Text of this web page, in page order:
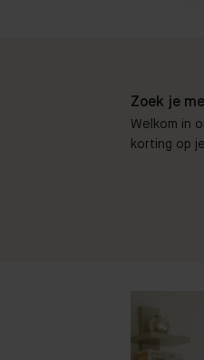
Zoek je
Welkom in
korting op